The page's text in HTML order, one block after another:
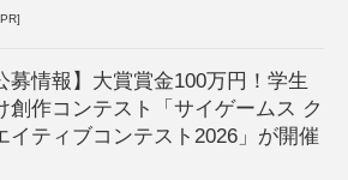
募情報】大賞賞金100万円！学生
創作コンテスト「サイゲームス ク
イティブコンテスト2026」が開催